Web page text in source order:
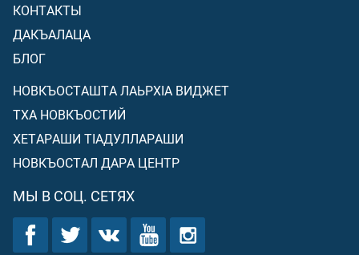
КОНТАКТЫ
ДАКЪАЛАЦА
БЛОГ
НОВКЪОСТАШТА ЛАЬРХIА ВИДЖЕТ
ТХА НОВКЪОСТИЙ
ХЕТАРАШИ ТIАДУЛЛАРАШИ
НОВКЪОСТАЛ ДАРА ЦЕНТР
МЫ В СОЦ. СЕТЯХ